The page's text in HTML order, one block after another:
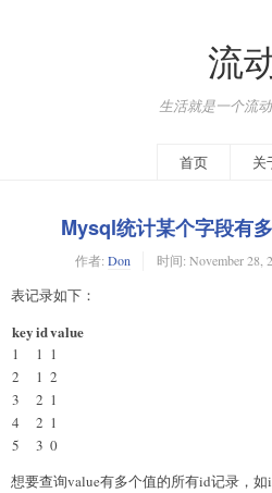
流
生活就是一个流动
首页 关
Mysql统计某个字段有
作者: Don 时间: November 28,
表记录如下：
keyidvalue
1 1 1
2
1 2
3
2 1
4
2 1
5
3 0
想要查询value有多个值的所有id记录，如